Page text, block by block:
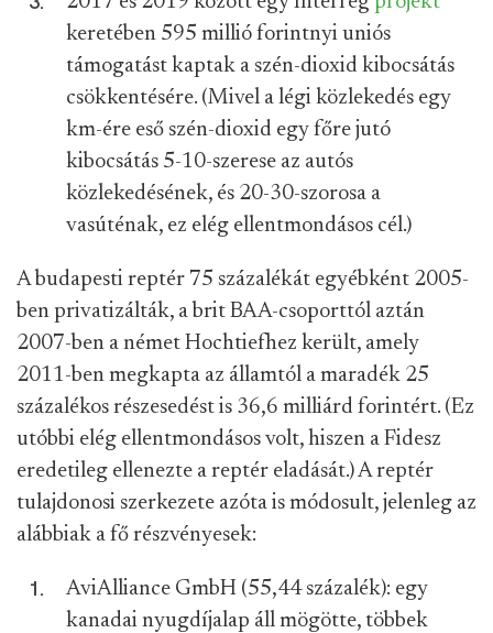
keretében 595 millió forintnyi uniós
támogatást kaptak a szén-dioxid kibocsátás
csökkentésére. (Mivel a légi közlekedés egy
km-ére eső szén-dioxid egy főre jutó
kibocsátás 5-10-szerese az autós
közlekedésének, és 20-30-szorosa a
vasúténak, ez elég ellentmondásos cél.)
A budapesti reptér 75 százalékát egyébként 2005-
ben privatizálták, a brit BAA-csoporttól aztán
2007-ben a német Hochtiefhez került, amely
2011-ben megkapta az államtól a maradék 25
százalékos részesedést is 36,6 milliárd forintért. (Ez
utóbbi elég ellentmondásos volt, hiszen a Fidesz
eredetileg ellenezte a reptér eladását.) A reptér
tulajdonosi szerkezete azóta is módosult, jelenleg az
alábbiak a fő részvényesek:
AviAlliance GmbH (55,44 százalék): egy
kanadai nyugdíjalap áll mögötte, többek